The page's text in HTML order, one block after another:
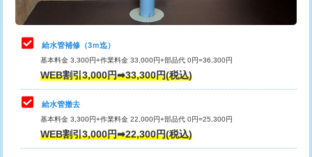
排水管工事（追加 排水管工事/3ｍ超
マス交換（土の掘削・埋め戻し作業）
マス交換（深さ50㎝未満）
マス交換（深さ50㎝以上）
コンクリート斫り（厚さ10㎝まで）
止水・漏水調査・防水処理・清掃・修
理・調整・分解・加工など（中作業）
止水・漏水調査・防水処理・清掃・修
理・調整・分解・加工など（重作業）
33,000円
その他部品の脱着
交換・取付（タンク）
給水管補修（3ｍ迄）
基本料金 3,300円+作業料金 33,000円+部品代 0円=36,300円
WEB割引3,000円➡33,300円(税込)
給水管撤去
基本料金 3,300円+作業料金 22,000円+部品代 0円=25,300円
WEB割引3,000円➡22,300円(税込)